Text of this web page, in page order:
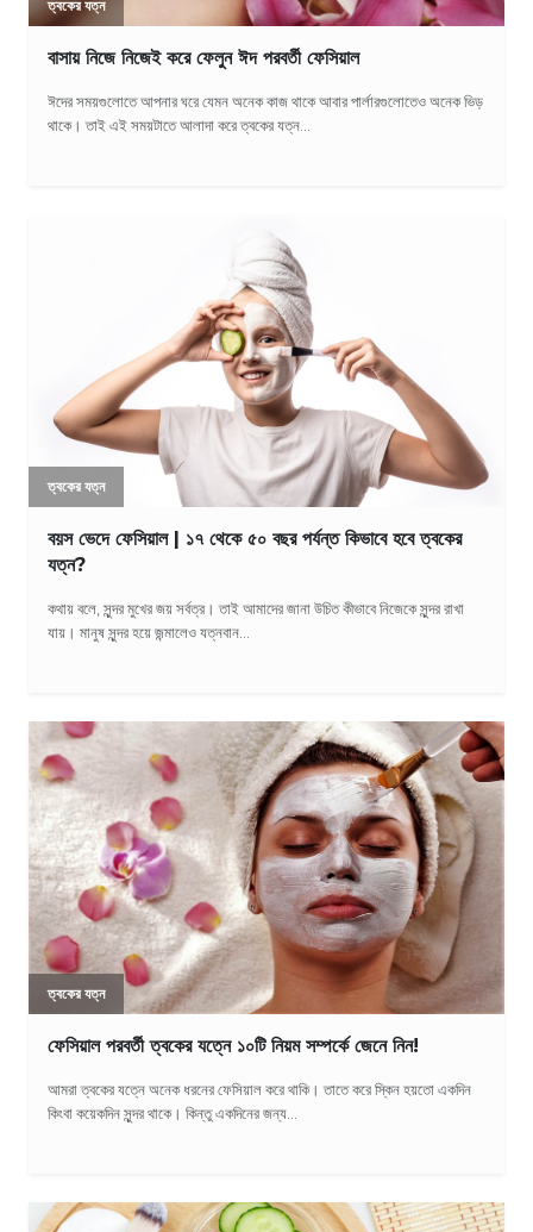
ত্বকের যত্ন
বাসায় নিজে নিজেই করে ফেলুন ঈদ পরবর্তী ফেসিয়াল
ঈদের সময়গুলোতে আপনার ঘরে যেমন অনেক কাজ থাকে আবার পার্লারগুলোতেও অনেক ভিড়
থাকে। তাই এই সময়টাতে আলাদা করে ত্বকের যত্ন...
ত্বকের যত্ন
বয়স ভেদে ফেসিয়াল | ১৭ থেকে ৫০ বছর পর্যন্ত কিভাবে হবে ত্বকের
যত্ন?
কথায় বলে, সুন্দর মুখের জয় সর্বত্র। তাই আমাদের জানা উচিত কীভাবে নিজেকে সুন্দর রাখা
যায়। মানুষ সুন্দর হয়ে জন্মালেও যত্নবান...
ত্বকের যত্ন
ফেসিয়াল পরবর্তী ত্বকের যত্নে ১০টি নিয়ম সম্পর্কে জেনে নিন!
আমরা ত্বকের যত্নে অনেক ধরনের ফেসিয়াল করে থাকি। তাতে করে স্কিন হয়তো একদিন
কিংবা কয়েকদিন সুন্দর থাকে। কিন্তু একদিনের জন্য...